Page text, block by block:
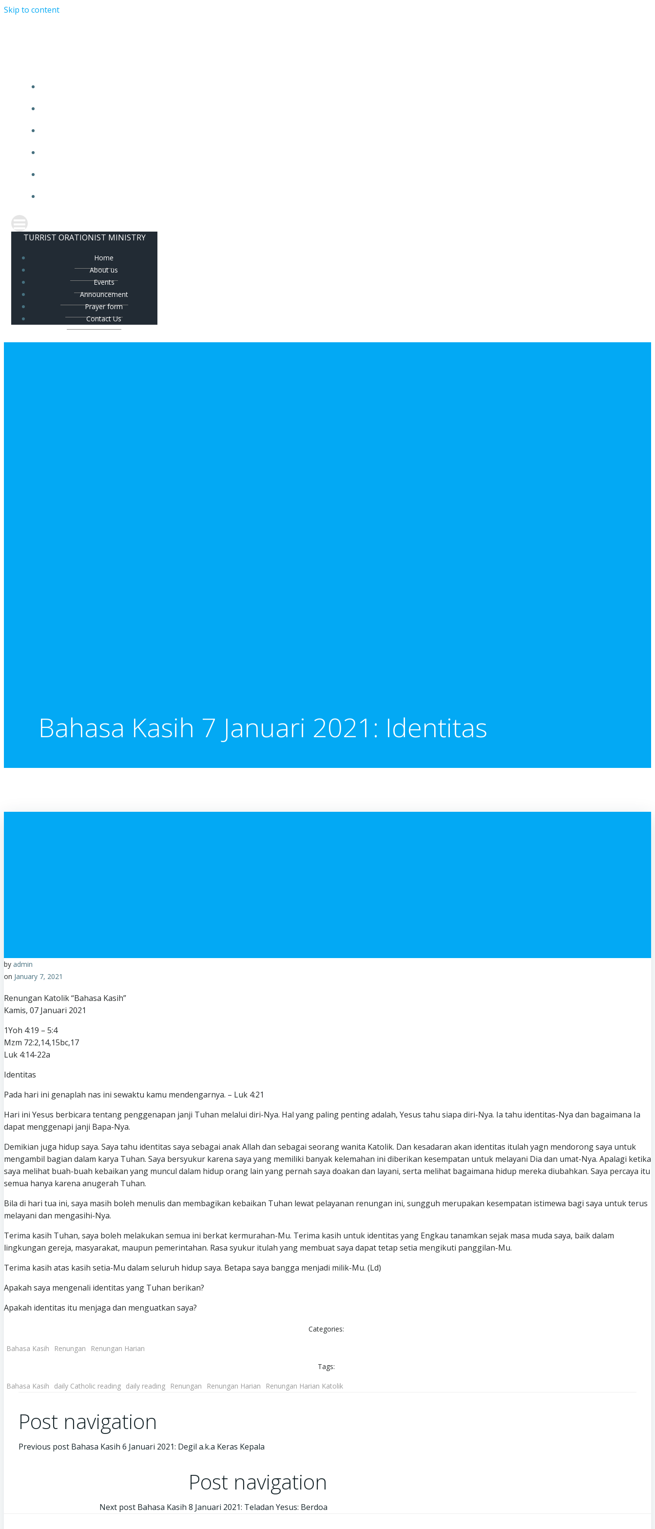
Skip to content
TURRIST ORATIONIST MINISTRY
Home
About us
Events
Announcement
Prayer form
Contact Us
Bahasa Kasih 7 Januari 2021: Identitas
by admin
on January 7, 2021
Renungan Katolik “Bahasa Kasih”
Kamis, 07 Januari 2021
1Yoh 4:19 – 5:4
Mzm 72:2,14,15bc,17
Luk 4:14-22a
Identitas
Pada hari ini genaplah nas ini sewaktu kamu mendengarnya. – Luk 4:21
Hari ini Yesus berbicara tentang penggenapan janji Tuhan melalui diri-Nya. Hal yang paling penting adalah, Yesus tahu siapa diri-Nya. Ia tahu identitas-Nya dan bagaimana Ia
dapat menggenapi janji Bapa-Nya.
Demikian juga hidup saya. Saya tahu identitas saya sebagai anak Allah dan sebagai seorang wanita Katolik. Dan kesadaran akan identitas itulah yagn mendorong saya untuk
mengambil bagian dalam karya Tuhan. Saya bersyukur karena saya yang memiliki banyak kelemahan ini diberikan kesempatan untuk melayani Dia dan umat-Nya. Apalagi ketika
saya melihat buah-buah kebaikan yang muncul dalam hidup orang lain yang pernah saya doakan dan layani, serta melihat bagaimana hidup mereka diubahkan. Saya percaya itu
semua hanya karena anugerah Tuhan.
Bila di hari tua ini, saya masih boleh menulis dan membagikan kebaikan Tuhan lewat pelayanan renungan ini, sungguh merupakan kesempatan istimewa bagi saya untuk terus
melayani dan mengasihi-Nya.
Terima kasih Tuhan, saya boleh melakukan semua ini berkat kermurahan-Mu. Terima kasih untuk identitas yang Engkau tanamkan sejak masa muda saya, baik dalam
lingkungan gereja, masyarakat, maupun pemerintahan. Rasa syukur itulah yang membuat saya dapat tetap setia mengikuti panggilan-Mu.
Terima kasih atas kasih setia-Mu dalam seluruh hidup saya. Betapa saya bangga menjadi milik-Mu. (Ld)
Apakah saya mengenali identitas yang Tuhan berikan?
Apakah identitas itu menjaga dan menguatkan saya?
Categories:
Bahasa Kasih Renungan
Renungan Harian
Tags:
Bahasa Kasih daily Catholic reading daily reading Renungan Renungan Harian Renungan Harian Katolik
Post navigation
Previous post Bahasa Kasih 6 Januari 2021: Degil a.k.a Keras Kepala
Post navigation
Next post Bahasa Kasih 8 Januari 2021: Teladan Yesus: Berdoa